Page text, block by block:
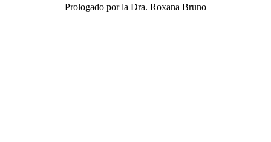
Prologado por la Dra. Roxana Bruno